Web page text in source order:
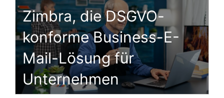
Zimbra, die DSGVO-
konforme Business-E-
Mail-Lösung für
Unternehmen